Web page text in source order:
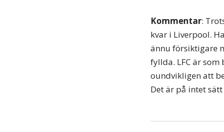
Kommentar:
kvar i Liverpool.
ännu försiktigare
fyllda. LFC är
oundvikligen att
Det är på intet